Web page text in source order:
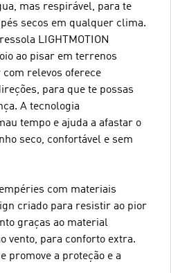
mas respirável, para te
secos em qualquer clima.
LIGHTMOTION
ao pisar em terrenos
relevos oferece
para que te possas
A tecnologia
tempo e ajuda a afastar o
seco, confortável e sem
com materiais
criado para resistir ao pior
graças ao material
vento, para conforto extra.
promove a proteção e a